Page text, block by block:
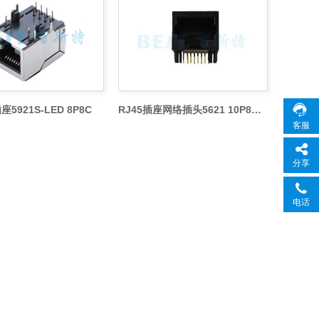
5921S-LED 8P8C RJ45插座网络插头5621 10P8C 1*1
客服
分享
电话